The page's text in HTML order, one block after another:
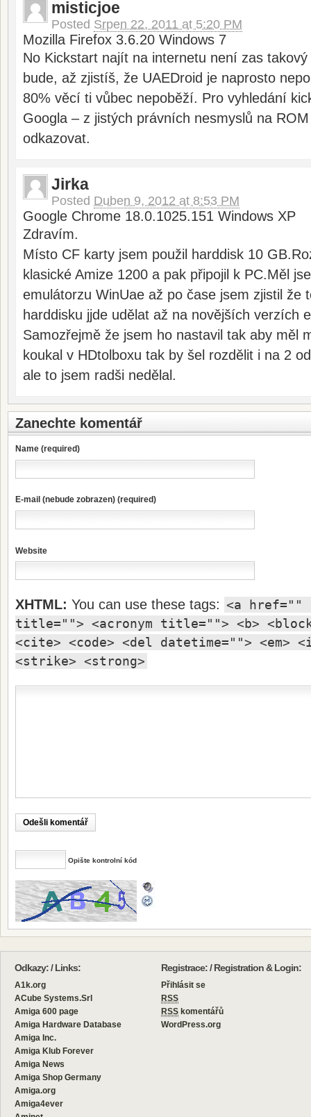
misticjoe
Posted Srpen 22, 2011 at 5:20 PM
Mozilla Firefox 3.6.20 Windows 7
No Kickstart najít na internetu není zas
bude, až zjistíš, že UAEDroid je naprosto
80% věcí ti vůbec nepoběží. Pro vyhledání
Googla – z jistých právních nesmyslů na
odkazovat.
Jirka
Posted Duben 9, 2012 at 8:53 PM
Google Chrome 18.0.1025.151 Windows XP
Zdravím.
Místo CF karty jsem použil harddisk 10
klasické Amize 1200 a pak připojil k PC.Měl
emulátorzu WinUae až po čase jsem zjistil že
harddisku jjde udělat až na novějších verzích
Samozřejmě že jsem ho nastavil tak aby měl
koukal v HDtolboxu tak by šel rozdělit i na 2
ale to jsem radši nedělal.
Zanechte komentář
Name (required)
E-mail (nebude zobrazen) (required)
Website
XHTML: You can use these tags: <a href=""
title=""> <acronym title=""> <b>
<cite> <code> <del datetime=""> <em>
<strike> <strong>
Opište kontrolní kód
Odkazy: / Links:
A1k.org
ACube Systems.Srl
Amiga 600 page
Amiga Hardware Database
Amiga Inc.
Amiga Klub Forever
Amiga News
Amiga Shop Germany
Amiga.org
Amiga4ever
Registrace: / Registration & Login:
Přihlásit se
RSS
RSS komentářů
WordPress.org